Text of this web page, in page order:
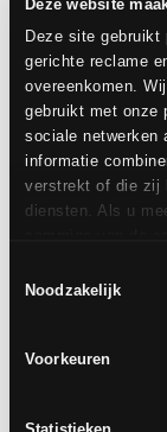
Deze website
Deze site
gerichte reclame
overeenkomen.
gebruikt met onze
sociale netwerken
informatie
verstrekt of die zij
diensten. Als u
accepteren" te
Noodzakelijk
Voorkeuren